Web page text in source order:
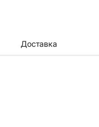
Доставка